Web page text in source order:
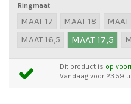
Ringmaat
MAAT 17 MAAT 18 MAAT
MAAT 16,5
MAAT 17,5
Dit product is op
Vandaag voor 23.59